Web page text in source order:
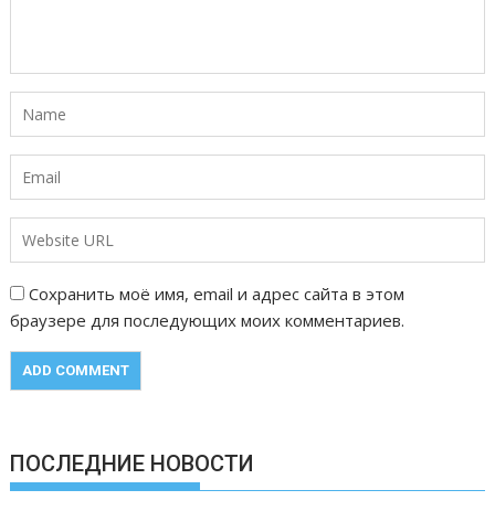
Сохранить моё имя, email и адрес сайта в этом
браузере для последующих моих комментариев.
ПОСЛЕДНИЕ НОВОСТИ